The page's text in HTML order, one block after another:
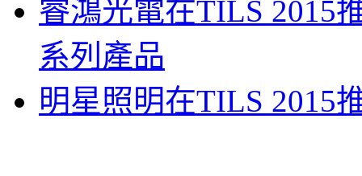
睿鴻光電在TILS 2015
系列產品
明星照明在TILS 2015